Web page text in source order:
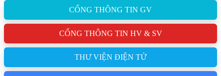
CỔNG THÔNG TIN GV
CỔNG THÔNG TIN HV & SV
THƯ VIỆN ĐIỆN TỬ